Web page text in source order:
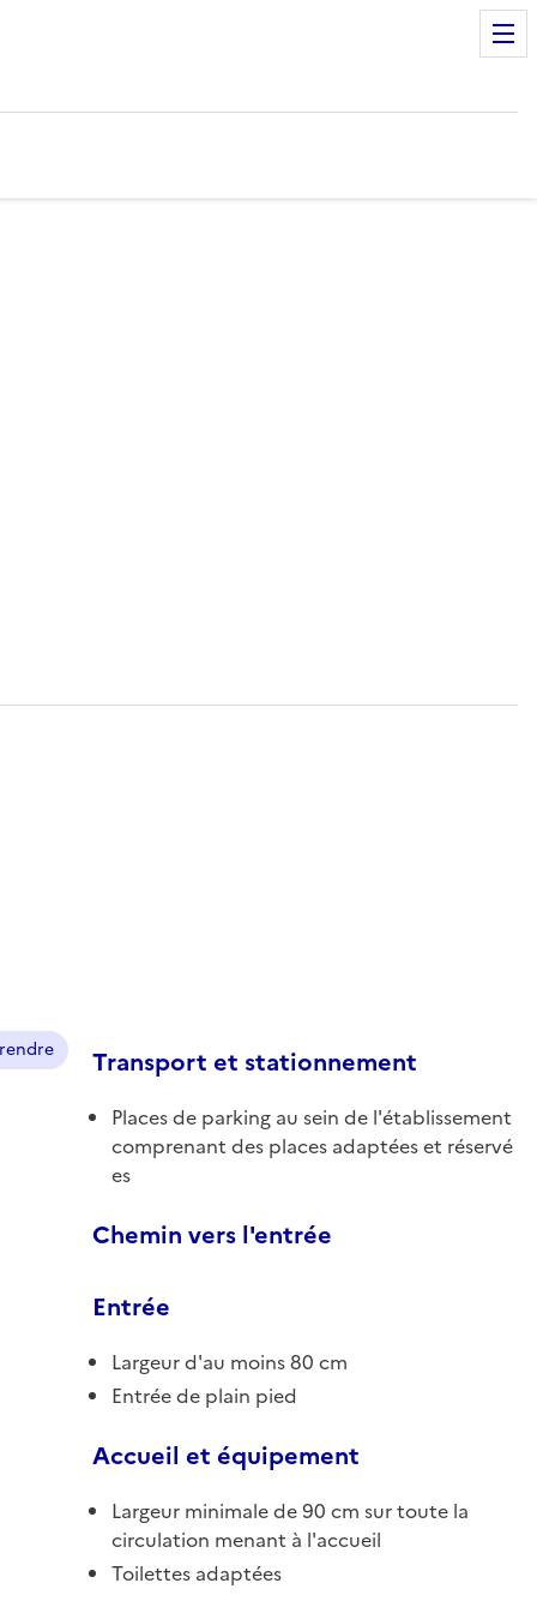
Transport et stationnement
Places de parking au sein de l'établissement
comprenant des places adaptées et réservé
es
Chemin vers l'entrée
Entrée
Largeur d'au moins 80 cm
Entrée de plain pied
Accueil et équipement
Largeur minimale de 90 cm sur toute la
circulation menant à l'accueil
Toilettes adaptées